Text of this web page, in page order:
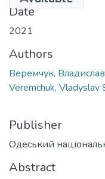
Date
2021
Authors
Веремчук,
Veremchuk, Vladyslav
Publisher
Одеський
Abstract